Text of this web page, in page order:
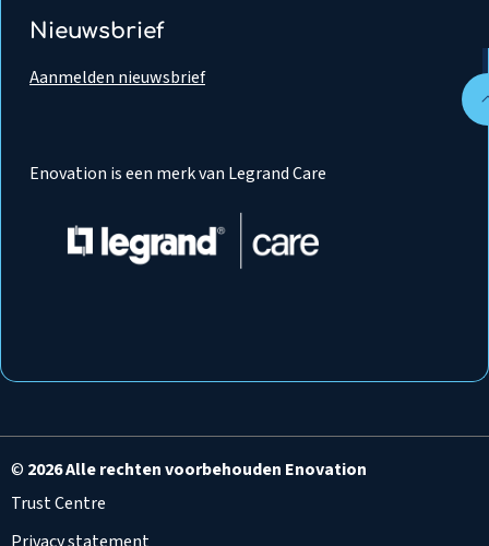
Nieuwsbrief
Aanmelden nieuwsbrief
Enovation is een merk van Legrand Care
© 2026 Alle rechten voorbehouden Enovation
Trust Centre